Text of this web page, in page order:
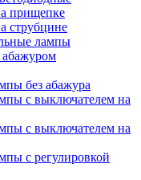
прищепке
струбцине
лампы
без абажура
с выключателем на
с выключателем на
с регулировкой